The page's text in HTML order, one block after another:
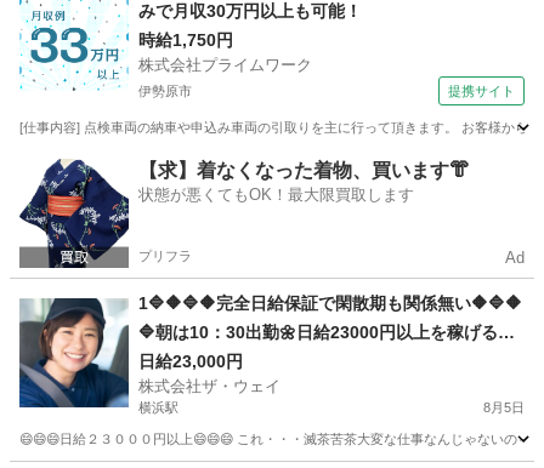
みで月収30万円以上も可能！
時給1,750円
株式会社プライムワーク
伊勢原市 提携サイト
[仕事内容] 点検車両の納車や申込み車両の引取りを主に行って頂きます。 お客様から
神奈川 伊勢原市 ドライバー
【求】着なくなった着物、買います👘
状態が悪くてもOK！最大限買取します
プリフラ Ad
1🔷🔶🔷🔶完全日給保証で閑散期も関係無い🔶🔷🔶
🔷朝は10：30出勤🌼日給23000円以上を稼げる💯
楽しく仕事したい人～大集合🎵軽貨物ドライバー
🌸
日給23,000円
株式会社ザ・ウェイ
横浜駅 8月5日
😄😄😄日給２３０００円以上😄😄😄 これ・・・滅茶苦茶大変な仕事なんじゃないの